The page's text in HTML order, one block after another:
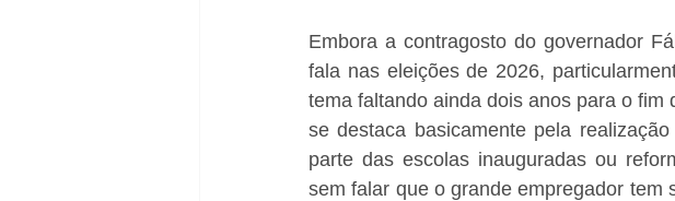
Embora a contragosto do governador
fala nas eleições de 2026,
tema faltando ainda dois anos para o
se destaca basicamente pela
parte das escolas inauguradas ou
sem falar que o grande empregador tem